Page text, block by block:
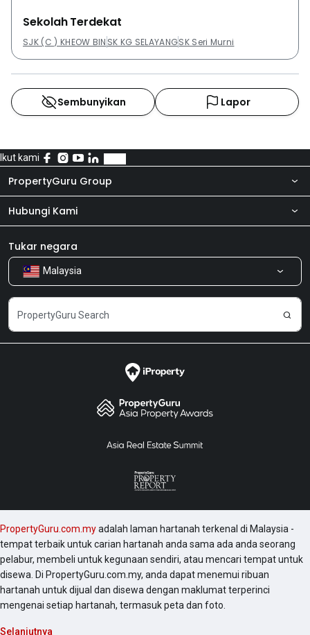
Sekolah Terdekat
SJK (C ) KHEOW BIN SK KG SELAYANGSK Seri Murni
Sembunyikan Lapor
Ikut kami
PropertyGuru Group
Tentang kita
Produk kami
Kerjaya
Hubungi Kami
Bilik Berita
Kongsi Maklum Balas
Tukar negara
Malaysia
PropertyGuru.com.myadalah laman hartanah terkenal di Malaysia -
tempat terbaik untuk carian hartanah anda sama ada anda seorang
pelabur, membeli untuk kegunaan sendiri, atau mencari tempat untuk
disewa. Di PropertyGuru.com.my, anda dapat menemui ribuan
hartanah untuk dijual dan disewa dengan maklumat terperinci
mengenai setiap hartanah, termasuk peta dan foto.
Selanjutnya